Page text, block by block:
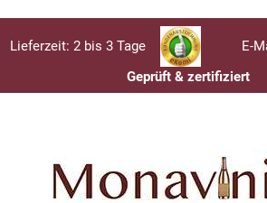
Lieferzeit: 2 bis 3 Tage
E-
Geprüft & zertifiziert